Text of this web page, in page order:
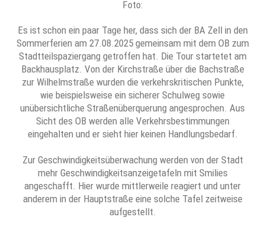
Foto:
Es ist schon ein paar Tage her, dass sich der BA Zell in den
Sommerferien am 27.08.2025 gemeinsam mit dem OB zum
Stadtteilspaziergang getroffen hat. Die Tour startetet am
Backhausplatz. Von der Kirchstraße über die Bachstraße
zur Wilhelmstraße wurden die verkehrskritischen Punkte,
wie beispielsweise ein sicherer Schulweg sowie
unübersichtliche Straßenüberquerung angesprochen. Aus
Sicht des OB werden alle Verkehrsbestimmungen
eingehalten und er sieht hier keinen Handlungsbedarf.
Zur Geschwindigkeitsüberwachung werden von der Stadt
mehr Geschwindigkeitsanzeigetafeln mit Smilies
angeschafft. Hier wurde mittlerweile reagiert und unter
anderem in der Hauptstraße eine solche Tafel zeitweise
aufgestellt.